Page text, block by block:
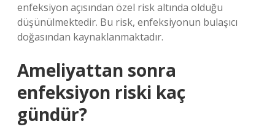
enfeksiyon açısından özel risk altında olduğu
düşünülmektedir. Bu risk, enfeksiyonun bulaşıcı
doğasından kaynaklanmaktadır.
Ameliyattan sonra
enfeksiyon riski kaç
gündür?